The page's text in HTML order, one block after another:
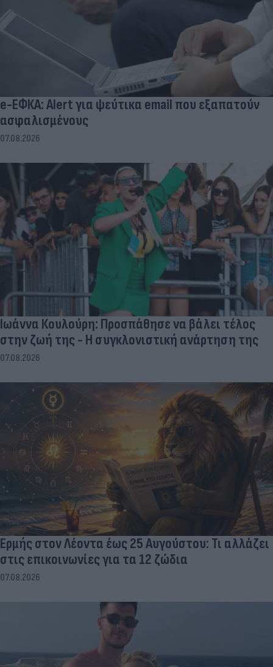
e-ΕΦΚΑ: Alert για ψεύτικα email που εξαπατούν
ασφαλισμένους
07.08.2026
Ιωάννα Κουλούρη: Προσπάθησε να βάλει τέλος
στην ζωή της - Η συγκλονιστική ανάρτηση της
07.08.2026
Ερμής στον Λέοντα έως 25 Αυγούστου: Τι αλλάζει
στις επικοινωνίες για τα 12 ζώδια
07.08.2026